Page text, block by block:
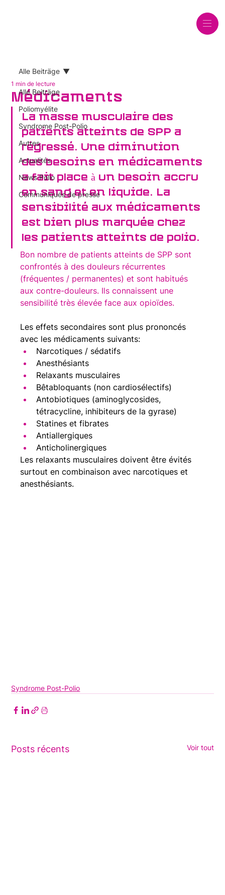
Alle Beiträge
Poliomyélite
Syndrome Post-Polio
Autres
Actualités
News Polio
Communiqués de presse
Alle Beiträge
Médicaments
1 min de lecture
La masse musculaire des
patients atteints de SPP a
régressé. Une diminution
des besoins en médicaments
a fait place à un besoin accru
en sang et en liquide. La
sensibilité aux médicaments
est bien plus marquée chez
les patients atteints de polio.
Bon nombre de patients atteints de SPP sont
confrontés à des douleurs récurrentes
(fréquentes / permanentes) et sont habitués
aux contre-douleurs. Ils connaissent une
sensibilité très élevée face aux opioïdes.
Les effets secondaires sont plus prononcés
avec les médicaments suivants:
Narcotiques / sédatifs
Anesthésiants
Relaxants musculaires
Bêtabloquants (non cardiosélectifs)
Antobiotiques (aminoglycosides,
tétracycline, inhibiteurs de la gyrase)
Statines et fibrates
Antiallergiques
Anticholinergiques
Les relaxants musculaires doivent être évités
surtout en combinaison avec narcotiques et
anesthésiants.
Syndrome Post-Polio
Posts récents Voir tout